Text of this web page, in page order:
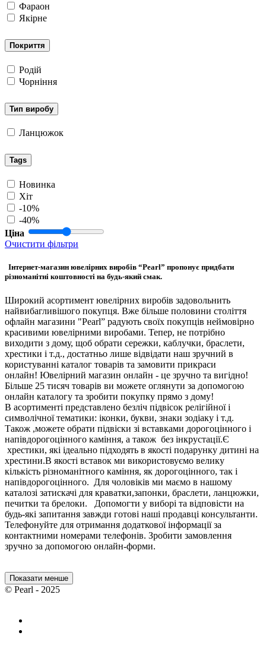
Фараон
Якірне
Покриття
Родій
Чорніння
Тип виробу
Ланцюжок
Tags
Новинка
Хіт
-10%
-40%
Ціна
Очистити фільтри
Інтернет-магазин ювелірних виробів “Pearl” пропонує придбати
різноманітні коштовності на будь-який смак.
Широкий асортимент ювелірних виробів задовольнить
найвибагливішого покупця. Вже більше половини століття
офлайн магазини "Pearl” радують своїх покупців неймовірно
красивими ювелірними виробами. Тепер, не потрібно
виходити з дому, щоб обрати сережки, каблучки, браслети,
хрестики і т.д., достатньо лише відвідати наш зручний в
користуванні каталог товарів та замовити прикраси
онлайн! Ювелірний магазин онлайн - це зручно та вигідно!
Більше 25 тисяч товарів ви можете оглянути за допомогою
онлайн каталогу та зробити покупку прямо з дому!
В асортименті представлено безліч підвісок релігійної і
символічної тематики: іконки, букви, знаки зодіаку і т.д.
Також ,можете обрати підвіски зі вставками дорогоцінного і
напівдорогоцінного каміння, а також без інкрустації.Є
хрестики, які ідеально підходять в якості подарунку дитині на
хрестини.В якості вставок ми використовуємо велику
кількість різноманітного каміння, як дорогоцінного, так і
напівдорогоцінного. Для чоловіків ми маємо в нашому
каталозі затискачі для краватки,запонки, браслети, ланцюжки,
печитки та брелоки. Допомогти у виборі та відповісти на
будь-які запитання завжди готові наші продавці консультанти.
Телефонуйте для отримання додаткової інформації за
контактними номерами телефонів. Зробити замовлення
зручно за допомогою онлайн-форми.
Показати менше
© Pearl - 2025